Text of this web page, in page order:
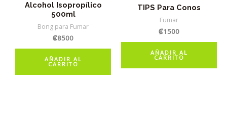
Alcohol Isopropílico
500ml
Bong para Fumar
₡8500
AÑADIR AL
CARRITO
TIPS Para Conos
Fumar
₡1500
AÑADIR AL
CARRITO